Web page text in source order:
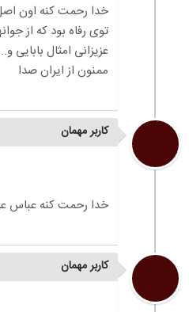
خدا رحمت کنه اون
توی رفاه بود که از
عزیزانی امثال
کاربر مهمان
کاربر مهمان